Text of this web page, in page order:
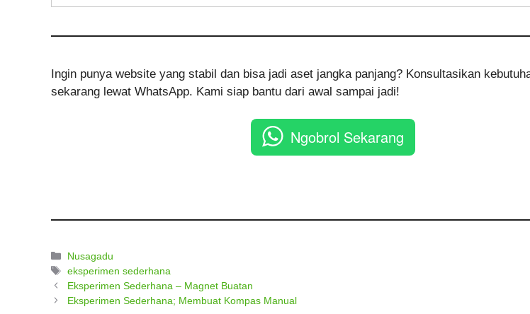
Ingin punya website yang stabil dan bisa jadi aset jangka panjang? Konsultasikan
sekarang lewat WhatsApp. Kami siap bantu dari awal sampai jadi!
Ngobrol Sekarang
Kategori
Nusagadu
Tag
eksperimen sederhana
Eksperimen Sederhana – Magnet Buatan
Eksperimen Sederhana; Membuat Kompas Manual